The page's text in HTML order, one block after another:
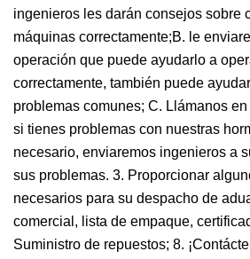
ingenieros les darán consejos sobre
máquinas correctamente;B. le
operación que puede ayudarlo a
correctamente, también puede
problemas comunes; C. Llámanos
si tienes problemas con nuestras
necesario, enviaremos ingenieros a
sus problemas. 3. Proporcionar
necesarios para su despacho de
comercial, lista de empaque,
Suministro de repuestos; 8.